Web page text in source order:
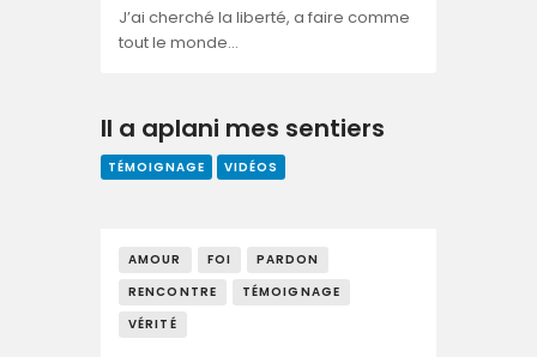
J’ai cherché la liberté, a faire comme
tout le monde…
Il a aplani mes sentiers
TÉMOIGNAGE VIDÉOS
AMOUR FOI
PARDON
RENCONTRE
TÉMOIGNAGE
VÉRITÉ